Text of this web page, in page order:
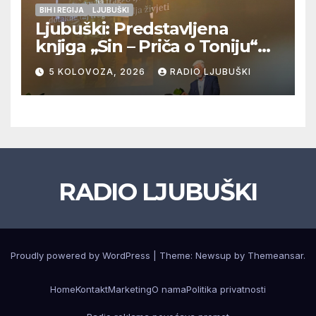
BIH I REGIJA LJUBUŠKI
Ljubuški: Predstavljena
knjiga „Sin – Priča o Toniju“
dr. sc. Zdenka Hercega
5 KOLOVOZA, 2026 RADIO LJUBUŠKI
RADIO LJUBUŠKI
Proudly powered by WordPress Theme: Newsup by Themeansar.
HomeKontaktMarketingO namaPolitika privatnosti